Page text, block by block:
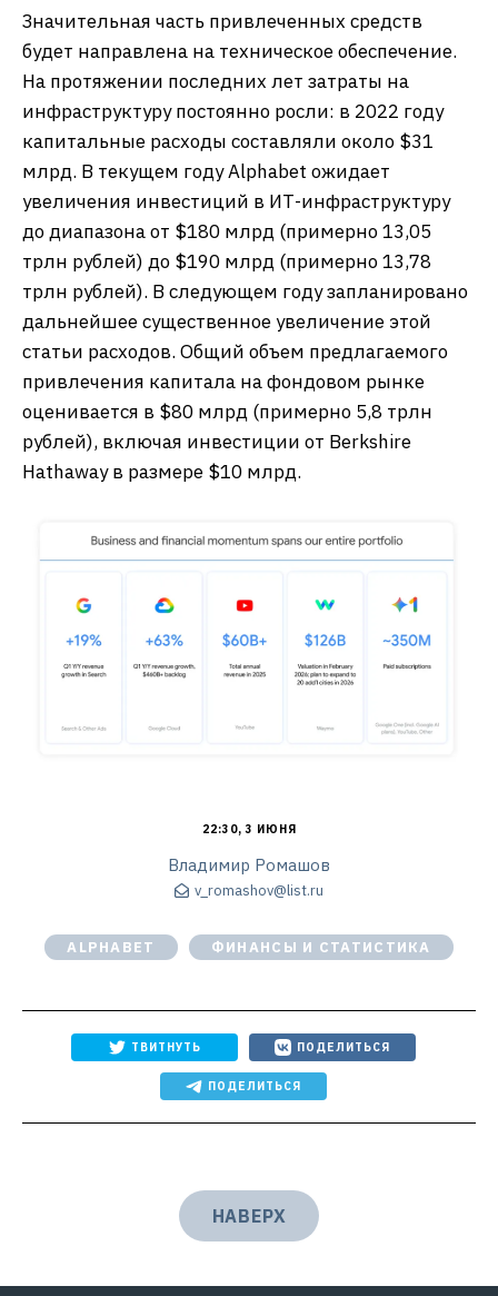
Значительная часть привлеченных средств
будет направлена на техническое обеспечение.
На протяжении последних лет затраты на
инфраструктуру постоянно росли: в 2022 году
капитальные расходы составляли около $31
млрд. В текущем году Alphabet ожидает
увеличения инвестиций в ИТ-инфраструктуру
до диапазона от $180 млрд (примерно 13,05
трлн рублей) до $190 млрд (примерно 13,78
трлн рублей). В следующем году запланировано
дальнейшее существенное увеличение этой
статьи расходов. Общий объем предлагаемого
привлечения капитала на фондовом рынке
оценивается в $80 млрд (примерно 5,8 трлн
рублей), включая инвестиции от Berkshire
Hathaway в размере $10 млрд.
22:30, 3 ИЮНЯ
Владимир Ромашов
v_romashov@list.ru
ALPHABET ФИНАНСЫ И СТАТИСТИКА
ТВИТНУТЬ ПОДЕЛИТЬСЯ
ПОДЕЛИТЬСЯ
НАВЕРХ